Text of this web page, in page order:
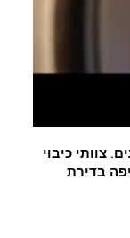
צוותי כיבוי
בדירת